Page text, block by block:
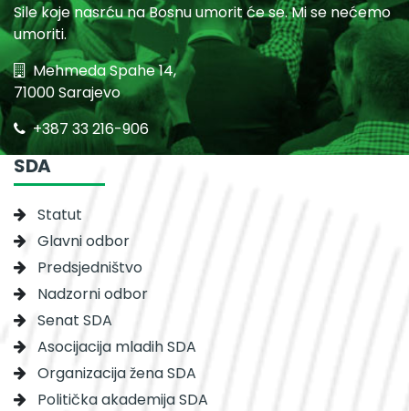
Sile koje nasrću na Bosnu umorit će se. Mi se nećemo
umoriti.
Mehmeda Spahe 14,
71000 Sarajevo
+387 33 216-906
SDA
Statut
Glavni odbor
Predsjedništvo
Nadzorni odbor
Senat SDA
Asocijacija mladih SDA
Organizacija žena SDA
Politička akademija SDA